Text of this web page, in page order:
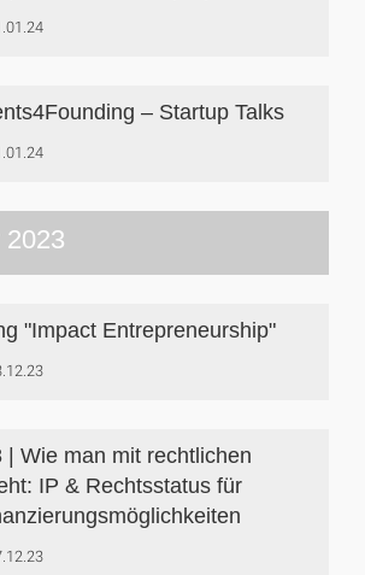
– Startup Talks
2023
"Impact Entrepreneurship"
| Wie man mit rechtlichen
IP & Rechtsstatus für